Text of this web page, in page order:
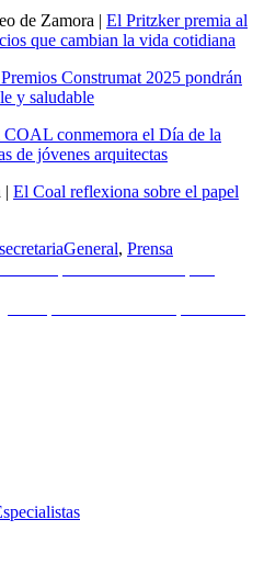
de Zamora | El Pritzker premia al
que cambian la vida cotidiana
Construmat 2025 pondrán
y saludable
COAL conmemora el Día de la
de jóvenes arquitectas
| El Coal reflexiona sobre el papel
secretariaCategorías
General, Prensa